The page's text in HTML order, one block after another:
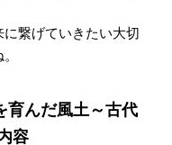
繋げていきたい大切
んだ風土～古代
容